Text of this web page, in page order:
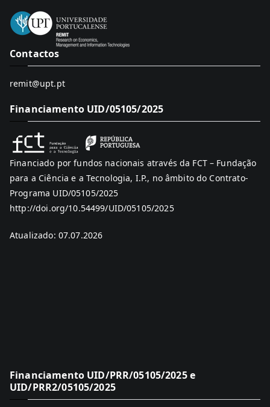
Contactos
remit@upt.pt
Financiamento UID/05105/2025
Financiado por fundos nacionais através da FCT – Fundação
para a Ciência e a Tecnologia, I.P., no âmbito do Contrato-
Programa UID/05105/2025
http://doi.org/10.54499/UID/05105/2025
Atualizado: 07.07.2026
Financiamento UID/PRR/05105/2025 e
UID/PRR2/05105/2025